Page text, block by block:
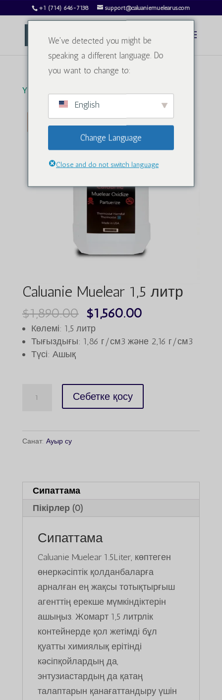
+1 (714) 646-7138 support@caluaniemuelearus.com
Үй
Сатылым!
Caluanie Muelear 1,5 литр
$1,890.00 Бастапқы
бағасы:
$1,890.00.
$1,560.00Ағымдағы
$1,560.00.
Көлемі: 1,5 литр
Тығыздығы: 1,86 г/см3 және 2,16 г/см3
Түсі: Ашық
Себетке қосу
Санат: Ауыр су
Сипаттама
Пікірлер (0)
Сипаттама
Caluanie Muelear 1.5Liter, көптеген
өнеркәсіптік қолданбаларға
арналған ең жақсы тотықтырғыш
агенттің ерекше мүмкіндіктерін
ашыңыз. Жомарт 1,5 литрлік
контейнерде қол жетімді бұл
қуатты химиялық ерітінді
кәсіпқойлардың да,
энтузиастардың да қатаң
талаптарын қанағаттандыру үшін
We've detected you might be
speaking a different language. Do
you want to change to:
English
Change Language
Close and do not switch language